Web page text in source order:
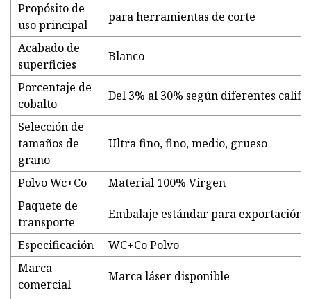
Propósito de
uso principal
para herramientas de corte
Acabado de
superficies
Blanco
Porcentaje de
cobalto
Del 3% al 30% según diferentes
Selección de
tamaños de
grano
Ultra fino, fino, medio, grueso
Polvo Wc+Co
Material 100% Virgen
Paquete de
transporte
Embalaje estándar para exportación
Especificación
WC+Co Polvo
Marca
comercial
Marca láser disponible